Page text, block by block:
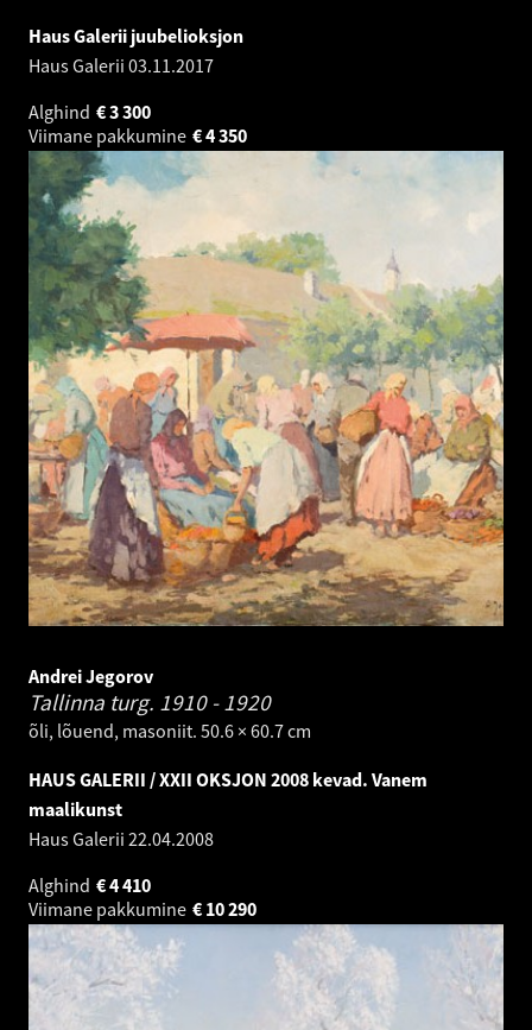
Haus Galerii juubelioksjon
Haus Galerii 03.11.2017
Alghind
3 300
€
Viimane pakkumine
4 350
€
Andrei Jegorov
Tallinna turg. 1910 - 1920
õli, lõuend, masoniit. 50.6 × 60.7 cm
HAUS GALERII / XXII OKSJON 2008 kevad. Vanem
maalikunst
Haus Galerii 22.04.2008
Alghind
4 410
€
Viimane pakkumine
10 290
€